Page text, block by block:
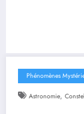
Phénomènes
Astronomie,